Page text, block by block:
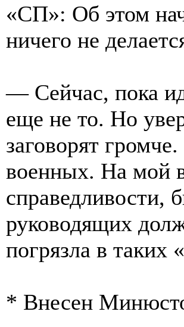
«СП»: Об этом
ничего не
— Сейчас, пока
еще не то. Но
заговорят
военных. На мой
справедливости,
руководящих
погрязла в таких
* Внесен